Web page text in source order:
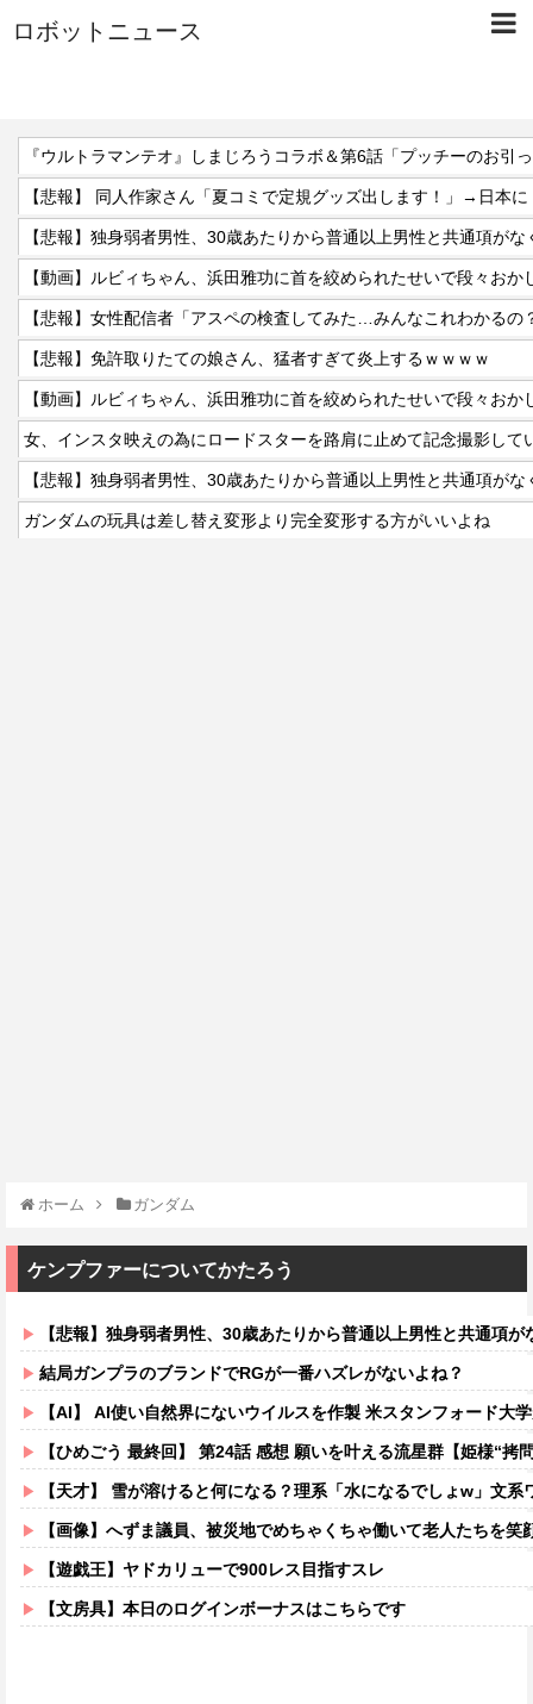
ロボットニュース
『ウルトラマンテオ』しまじろうコラボ＆第6話「プッチーのお引
【動画】ルビィちゃん、浜田雅功に首を絞められたせいで段々おか
【悲報】女性配信者「アスペの検査してみた…みんなこれわかるの
【悲報】免許取りたての娘さん、猛者すぎて炎上するｗｗｗｗ
【動画】ルビィちゃん、浜田雅功に首を絞められたせいで段々おか
ガンダムの玩具は差し替え変形より完全変形する方がいいよね
ホーム ガンダム
ケンプファーについてかたろう
【悲報】独身弱者男性、30歳あたりから普通以上男性と共通項がなくな
結局ガンプラのブランドでRGが一番ハズレがないよね？
【AI】 AI使い自然界にないウイルスを作製 米スタンフォード大
【ひめごう 最終回】 第24話 感想 願いを叶える流星群【姫様“拷
【天才】 雪が溶けると何になる？理系「水になるでしょw」文系
【画像】へずま議員、被災地でめちゃくちゃ働いて老人たちを笑顔にして
【遊戯王】ヤドカリューで900レス目指すスレ
【文房具】本日のログインボーナスはこちらです